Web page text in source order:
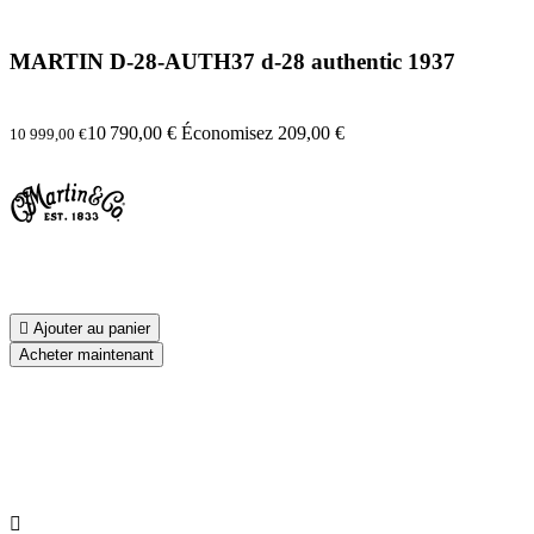
MARTIN D-28-AUTH37 d-28 authentic 1937
10 999,00 €10 790,00 € Économisez 209,00 €
 Ajouter au panier
Acheter maintenant
